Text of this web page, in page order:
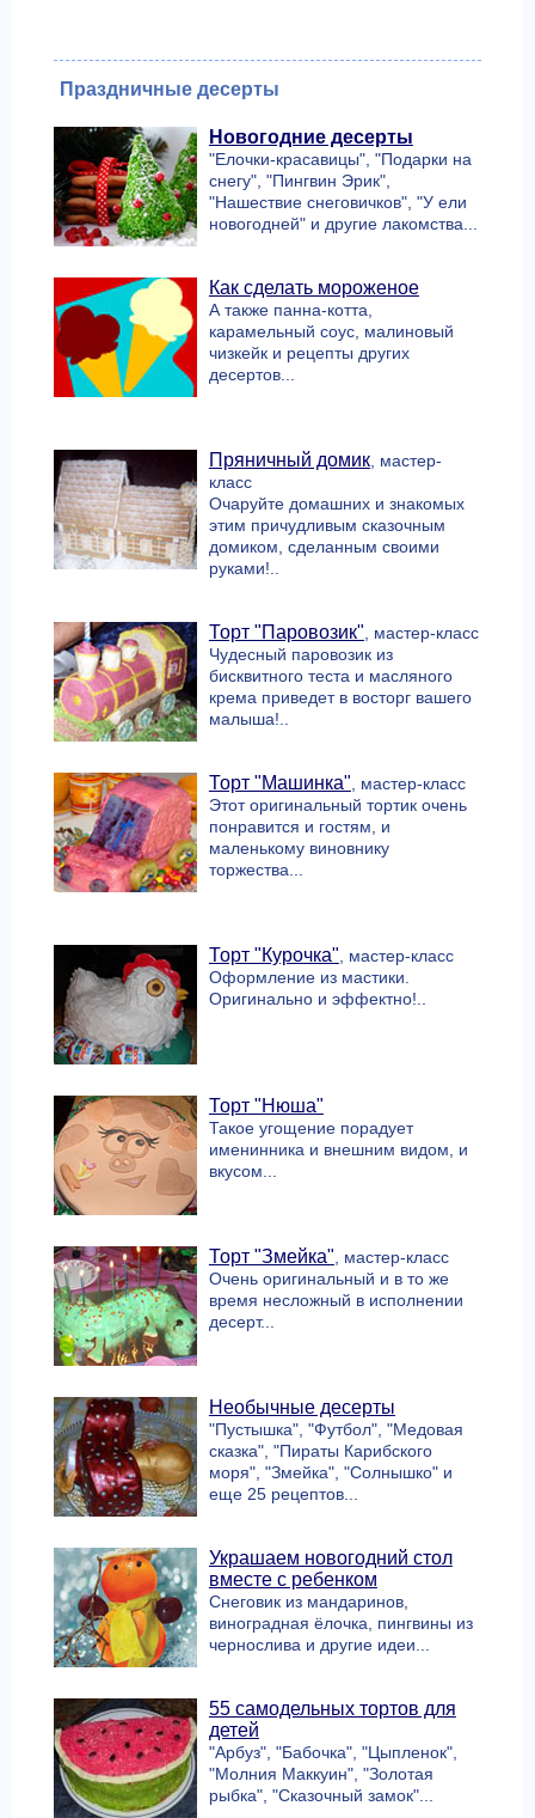
Праздничные десерты
Новогодние десерты
"Елочки-красавицы", "Подарки на
снегу", "Пингвин Эрик",
"Нашествие снеговичков", "У ели
новогодней" и другие лакомства...
Как сделать мороженое
А также панна-котта,
карамельный соус, малиновый
чизкейк и рецепты других
десертов...
Пряничный домик, мастер-
класс
Очаруйте домашних и знакомых
этим причудливым сказочным
домиком, сделанным своими
руками!..
Торт "Паровозик" , мастер-класс
Чудесный паровозик из
бисквитного теста и масляного
крема приведет в восторг вашего
малыша!..
Торт "Машинка" , мастер-класс
Этот оригинальный тортик очень
понравится и гостям, и
маленькому виновнику
торжества...
Торт "Курочка" , мастер-класс
Оформление из мастики.
Оригинально и эффектно!..
Торт "Нюша"
Такое угощение порадует
именинника и внешним видом, и
вкусом...
Торт "Змейка" , мастер-класс
Очень оригинальный и в то же
время несложный в исполнении
десерт...
Необычные десерты
"Пустышка", "Футбол", "Медовая
сказка", "Пираты Карибского
моря", "Змейка", "Солнышко" и
еще 25 рецептов...
Украшаем новогодний стол
вместе с ребенком
Снеговик из мандаринов,
виноградная ёлочка, пингвины из
чернослива и другие идеи...
55 самодельных тортов для
детей
"Арбуз", "Бабочка", "Цыпленок",
"Молния Маккуин", "Золотая
рыбка", "Сказочный замок"...